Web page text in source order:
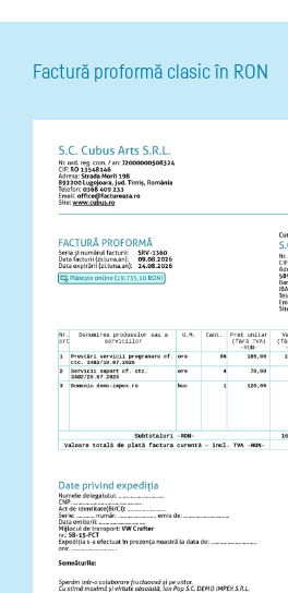
Factură proformă clasic în RON